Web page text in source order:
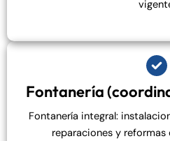
Fontanería
Fontanería integral:
reparaciones y